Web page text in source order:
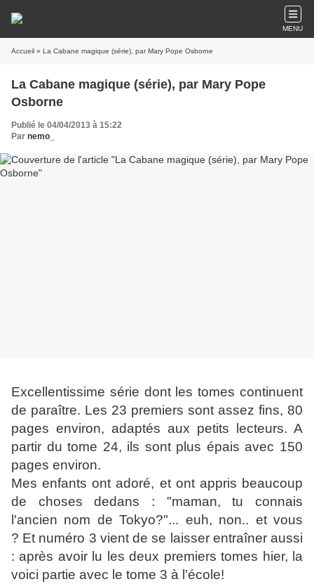
MENU
Accueil » La Cabane magique (série), par Mary Pope Osborne
La Cabane magique (série), par Mary Pope
Osborne
Publié le 04/04/2013 à 15:22
Par nemo_
Excellentissime série dont les tomes continuent
de paraître. Les 23 premiers sont assez fins, 80
pages environ, adaptés aux petits lecteurs. A
partir du tome 24, ils sont plus épais avec 150
pages environ.
Mes enfants ont adoré, et ont appris beaucoup
de choses dedans : "maman, tu connais
l'ancien nom de Tokyo?"... euh, non.. et vous
? Et numéro 3 vient de se laisser entraîner aussi
: après avoir lu les deux premiers tomes hier, la
voici partie avec le tome 3 à l'école!